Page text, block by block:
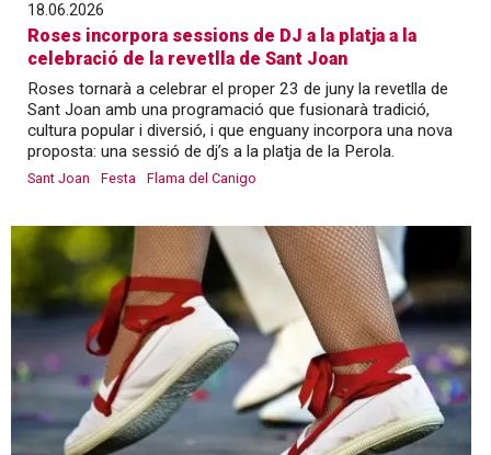
18.06.2026
Roses incorpora sessions de DJ a la platja a la
celebració de la revetlla de Sant Joan
Roses tornarà a celebrar el proper 23 de juny la revetlla de
Sant Joan amb una programació que fusionarà tradició,
cultura popular i diversió, i que enguany incorpora una nova
proposta: una sessió de dj’s a la platja de la Perola.
Sant Joan Festa Flama del Canigo